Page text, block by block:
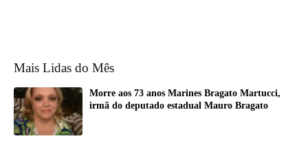
Mais Lidas do Mês
Morre aos 73 anos Marines Bragato Martucci,
irmã do deputado estadual Mauro Bragato